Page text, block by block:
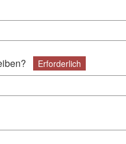
Erforderlich